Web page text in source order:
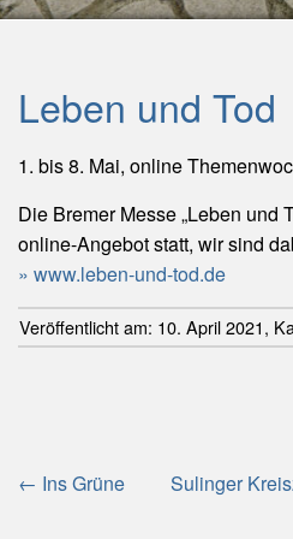
Leben und Tod
1. bis 8. Mai, online
Die Bremer Messe „Leben und
online-Angebot statt, wir sind
www.leben-und-tod.de
Veröffentlicht am: 10. April 2021,
← Ins Grüne Sulinger